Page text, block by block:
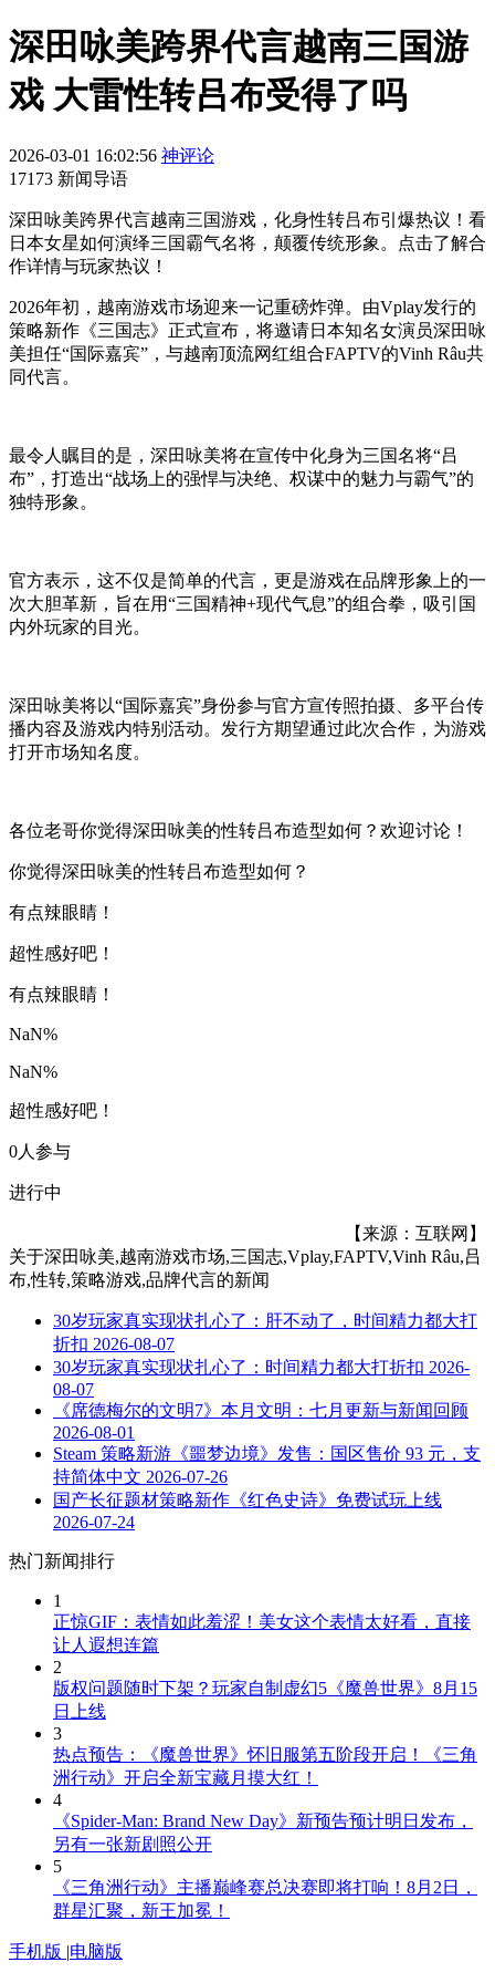
深田咏美跨界代言越南三国游
戏 大雷性转吕布受得了吗
2026-03-01 16:02:56 神评论
17173 新闻导语
深田咏美跨界代言越南三国游戏，化身性转吕布引爆热议！看
日本女星如何演绎三国霸气名将，颠覆传统形象。点击了解合
作详情与玩家热议！
2026年初，越南游戏市场迎来一记重磅炸弹。由Vplay发行的
策略新作《三国志》正式宣布，将邀请日本知名女演员深田咏
美担任“国际嘉宾”，与越南顶流网红组合FAPTV的Vinh Râu共
同代言。
最令人瞩目的是，深田咏美将在宣传中化身为三国名将“吕
布”，打造出“战场上的强悍与决绝、权谋中的魅力与霸气”的
独特形象。
官方表示，这不仅是简单的代言，更是游戏在品牌形象上的一
次大胆革新，旨在用“三国精神+现代气息”的组合拳，吸引国
内外玩家的目光。
深田咏美将以“国际嘉宾”身份参与官方宣传照拍摄、多平台传
播内容及游戏内特别活动。发行方期望通过此次合作，为游戏
打开市场知名度。
各位老哥你觉得深田咏美的性转吕布造型如何？欢迎讨论！
你觉得深田咏美的性转吕布造型如何？
有点辣眼睛！
超性感好吧！
有点辣眼睛！
NaN%
NaN%
超性感好吧！
0人参与
进行中
【来源：互联网】
关于深田咏美,越南游戏市场,三国志,Vplay,FAPTV,Vinh Râu,吕
布,性转,策略游戏,品牌代言的新闻
30岁玩家真实现状扎心了：肝不动了，时间精力都大打
折扣 2026-08-07
30岁玩家真实现状扎心了：时间精力都大打折扣 2026-
08-07
《席德梅尔的文明7》本月文明：七月更新与新闻回顾
2026-08-01
Steam 策略新游《噩梦边境》发售：国区售价 93 元，支
持简体中文 2026-07-26
国产长征题材策略新作《红色史诗》免费试玩上线
2026-07-24
热门新闻排行
1
正惊GIF：表情如此羞涩！美女这个表情太好看，直接
让人遐想连篇
2
版权问题随时下架？玩家自制虚幻5《魔兽世界》8月15
日上线
3
热点预告：《魔兽世界》怀旧服第五阶段开启！《三角
洲行动》开启全新宝藏月摸大红！
4
《Spider-Man: Brand New Day》新预告预计明日发布，
另有一张新剧照公开
5
《三角洲行动》主播巅峰赛总决赛即将打响！8月2日，
群星汇聚，新王加冕！
手机版 |电脑版